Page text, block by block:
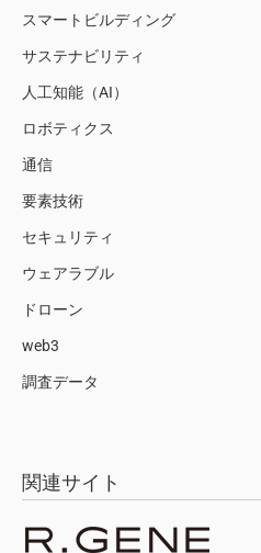
スマートビルディング
サステナビリティ
人工知能（AI）
ロボティクス
通信
要素技術
セキュリティ
ウェアラブル
ドローン
web3
調査データ
関連サイト